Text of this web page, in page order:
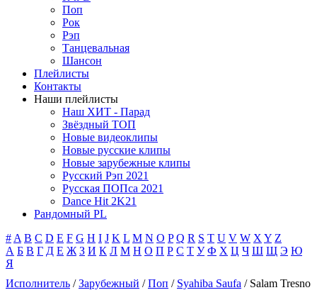
Поп
Рок
Рэп
Танцевальная
Шансон
Плейлисты
Контакты
Наши плейлисты
Наш ХИТ - Парад
Звёздный ТОП
Новые видеоклипы
Новые русские клипы
Новые зарубежные клипы
Русский Рэп 2021
Русская ПОПса 2021
Dance Hit 2K21
Рандомный PL
# A B C D E F G H I J K L M N O P Q R S T U V W X Y Z
А Б В Г Д Е Ж З И К Л М Н О П Р С Т У Ф Х Ц Ч Ш Щ Э Ю
Я
Исполнитель /Зарубежный /Поп / Syahiba Saufa / Salam Tresno